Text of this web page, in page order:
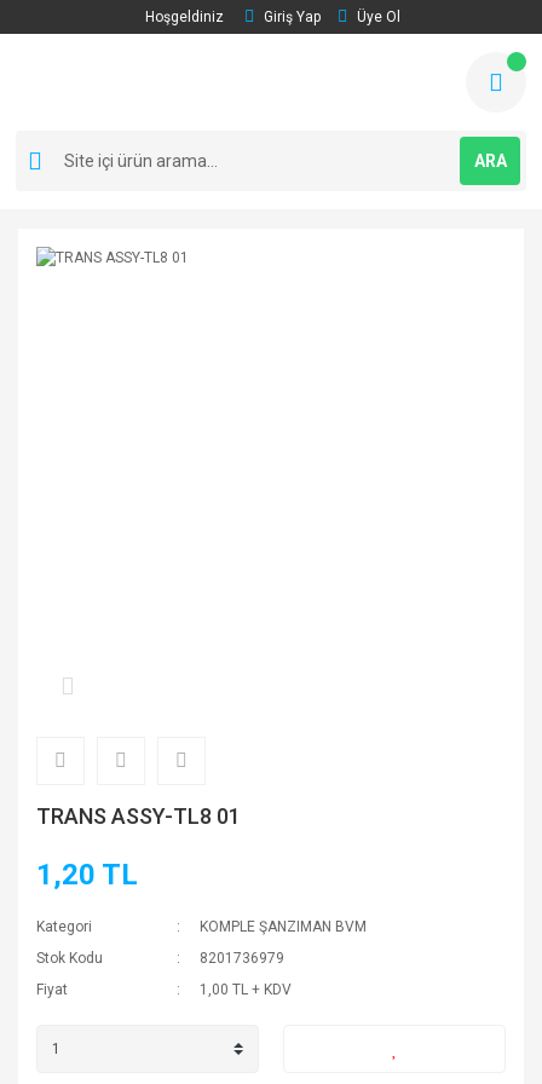
Hoşgeldiniz Giriş Yap Üye Ol
ARA
TRANS ASSY-TL8 01
1,20 TL
Kategori
KOMPLE ŞANZIMAN BVM
Stok Kodu
8201736979
Fiyat
1,00 TL + KDV